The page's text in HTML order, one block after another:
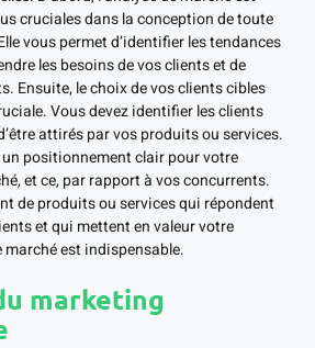
cruciales dans la conception de toute
vous permet d’identifier les tendances
les besoins de vos clients et de
Ensuite, le choix de vos clients cibles
Vous devez identifier les clients
attirés par vos produits ou services.
positionnement clair pour votre
et ce, par rapport à vos concurrents.
de produits ou services qui répondent
et qui mettent en valeur votre
est indispensable.
marketing